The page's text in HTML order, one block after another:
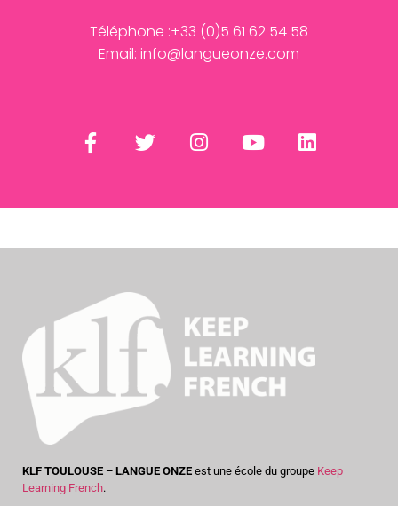
Téléphone :+33 (0)5 61 62 54 58
Email: info@langueonze.com
KLF TOULOUSE – LANGUE ONZE est une école du groupe Keep
Learning French.